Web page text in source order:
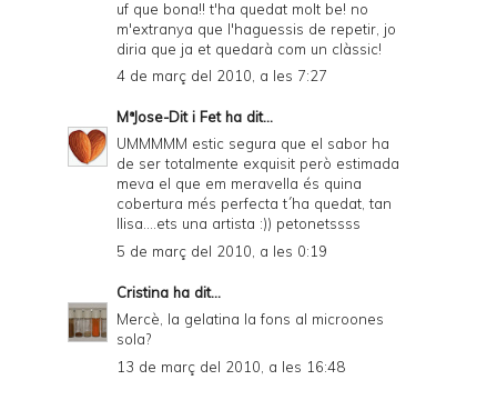
uf que bona!! t'ha quedat molt be! no
m'extranya que l'haguessis de repetir, jo
diria que ja et quedarà com un clàssic!
4 de març del 2010, a les 7:27
MªJose-Dit i Fetha dit...
UMMMMM estic segura que el sabor ha
de ser totalmente exquisit però estimada
meva el que em meravella és quina
cobertura més perfecta t´ha quedat, tan
llisa....ets una artista :)) petonetssss
5 de març del 2010, a les 0:19
Cristina ha dit...
Mercè, la gelatina la fons al microones
sola?
13 de març del 2010, a les 16:48